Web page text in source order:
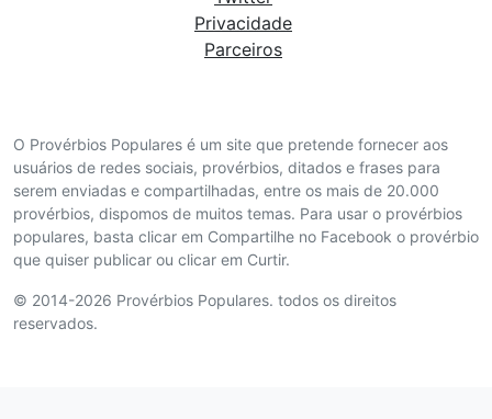
O Provérbios Populares é um site que pretende fornecer aos
usuários de redes sociais, provérbios, ditados e frases para
serem enviadas e compartilhadas, entre os mais de 20.000
provérbios, dispomos de muitos temas. Para usar o provérbios
populares, basta clicar em Compartilhe no Facebook o provérbio
que quiser publicar ou clicar em Curtir.
© 2014-2026 Provérbios Populares. todos os direitos
reservados.
Privacidade
Parceiros